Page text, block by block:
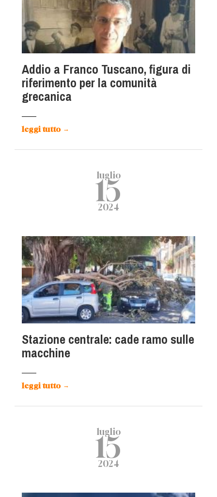
Addio a Franco Tuscano, figura di
riferimento per la comunità
grecanica
leggi tutto →
luglio
15
2024
Stazione centrale: cade ramo sulle
macchine
leggi tutto →
luglio
15
2024